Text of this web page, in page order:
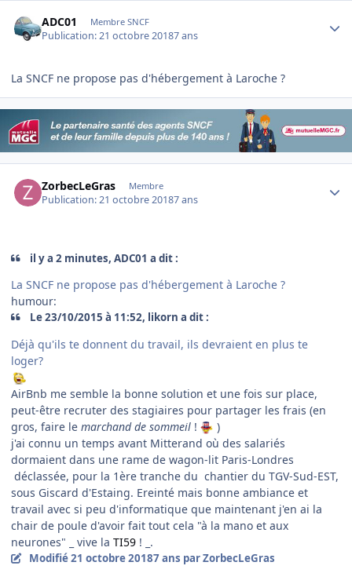
ADC01 Membre SNCF
Publication:21 octobre 20187 ans
La SNCF ne propose pas d'hébergement à Laroche ?
ZorbecLeGras Membre
Publication:21 octobre 20187 ans
il y a 2 minutes, ADC01 a dit :
La SNCF ne propose pas d'hébergement à Laroche ?
humour:
Le 23/10/2015 à 11:52, likorn a dit :
Déjà qu'ils te donnent du travail, ils devraient en plus te
loger?
AirBnb me semble la bonne solution et une fois sur place,
peut-être recruter des stagiaires pour partager les frais (en
gros, faire le marchand de sommeil !
)
j'ai connu un temps avant Mitterand où des salariés
dormaient dans une rame de wagon-lit Paris-Londres
déclassée, pour la 1ère tranche du chantier du TGV-Sud-EST,
sous Giscard d'Estaing. Ereinté mais bonne ambiance et
travail avec si peu d'informatique que maintenant j'en ai la
chair de poule d'avoir fait tout cela "à la mano et aux
neurones" _ vive la TI59 ! _.
Modifié21 octobre 20187 ans par ZorbecLeGras